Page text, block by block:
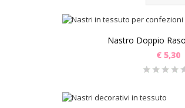
Nastro Doppio
€5,30